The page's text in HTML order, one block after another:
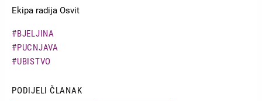
Ekipa radija Osvit
BJELJINA
PUCNJAVA
UBISTVO
PODIJELI ČLANAK